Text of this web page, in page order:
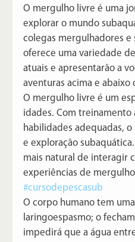
O mergulho livre é uma
explorar o mundo
colegas mergulhadores
oferece uma variedade
atuais e apresentarão a
aventuras acima e abaixo
O mergulho livre é um
idades. Com
habilidades adequadas,
e exploração
mais natural de interagir
experiências de
#cursodepescasub
O corpo humano tem
laringoespasmo; o
impedirá que a água